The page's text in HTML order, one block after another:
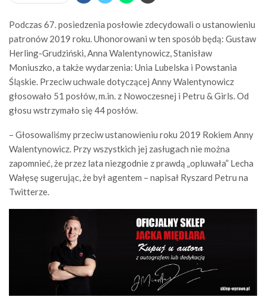
Podczas 67. posiedzenia posłowie zdecydowali o ustanowieniu
patronów 2019 roku. Uhonorowani w ten sposób będą: Gustaw
Herling-Grudziński, Anna Walentynowicz, Stanisław
Moniuszko, a także wydarzenia: Unia Lubelska i Powstania
Śląskie. Przeciw uchwale dotyczącej Anny Walentynowicz
głosowało 51 posłów, m.in. z Nowoczesnej i Petru & Girls. Od
głosu wstrzymało się 44 posłów.
– Głosowaliśmy przeciw ustanowieniu roku 2019 Rokiem Anny
Walentynowicz. Przy wszystkich jej zasługach nie można
zapomnieć, że przez lata niezgodnie z prawdą „opluwała” Lecha
Wałęsę sugerując, że był agentem – napisał Ryszard Petru na
Twitterze.